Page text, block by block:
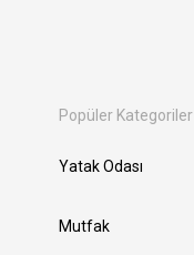
Popüler Kategoriler
Yatak Odası
Mutfak